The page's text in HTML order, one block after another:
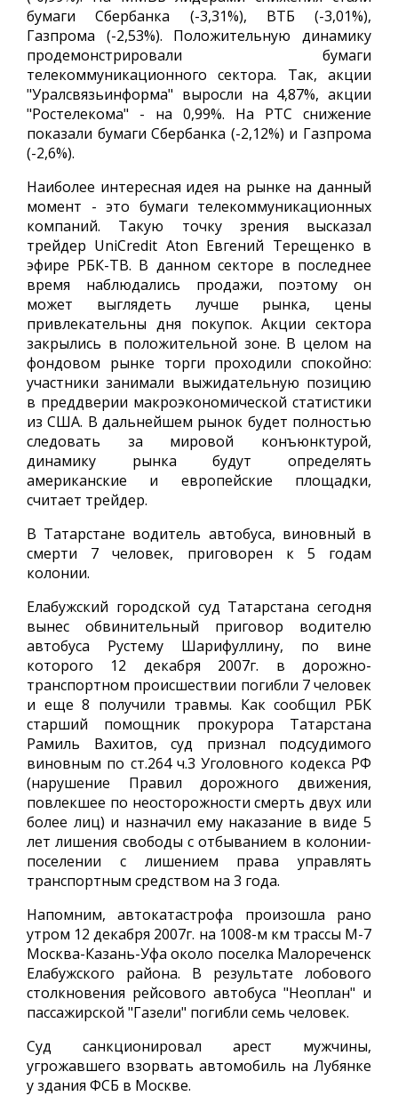
бумаги Сбербанка (-3,31%), ВТБ (-3,01%),
Газпрома (-2,53%). Положительную динамику
продемонстрировали бумаги
телекоммуникационного сектора. Так, акции
"Уралсвязьинформа" выросли на 4,87%, акции
"Ростелекома" - на 0,99%. На РТС снижение
показали бумаги Сбербанка (-2,12%) и Газпрома
(-2,6%).
Наиболее интересная идея на рынке на данный
момент - это бумаги телекоммуникационных
компаний. Такую точку зрения высказал
трейдер UniCredit Aton Евгений Терещенко в
эфире РБК-ТВ. В данном секторе в последнее
время наблюдались продажи, поэтому он
может выглядеть лучше рынка, цены
привлекательны дня покупок. Акции сектора
закрылись в положительной зоне. В целом на
фондовом рынке торги проходили спокойно:
участники занимали выжидательную позицию
в преддверии макроэкономической статистики
из США. В дальнейшем рынок будет полностью
следовать за мировой конъюнктурой,
динамику рынка будут определять
американские и европейские площадки,
считает трейдер.
В Татарстане водитель автобуса, виновный в
смерти 7 человек, приговорен к 5 годам
колонии.
Елабужский городской суд Татарстана сегодня
вынес обвинительный приговор водителю
автобуса Рустему Шарифуллину, по вине
которого 12 декабря 2007г. в дорожно-
транспортном происшествии погибли 7 человек
и еще 8 получили травмы. Как сообщил РБК
старший помощник прокурора Татарстана
Рамиль Вахитов, суд признал подсудимого
виновным по ст.264 ч.3 Уголовного кодекса РФ
(нарушение Правил дорожного движения,
повлекшее по неосторожности смерть двух или
более лиц) и назначил ему наказание в виде 5
лет лишения свободы с отбыванием в колонии-
поселении с лишением права управлять
транспортным средством на 3 года.
Напомним, автокатастрофа произошла рано
утром 12 декабря 2007г. на 1008-м км трассы М-7
Москва-Казань-Уфа около поселка Малореченск
Елабужского района. В результате лобового
столкновения рейсового автобуса "Неоплан" и
пассажирской "Газели" погибли семь человек.
Суд санкционировал арест мужчины,
угрожавшего взорвать автомобиль на Лубянке
у здания ФСБ в Москве.